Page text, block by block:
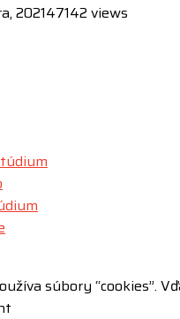
202147142 views
súbory “cookies”.